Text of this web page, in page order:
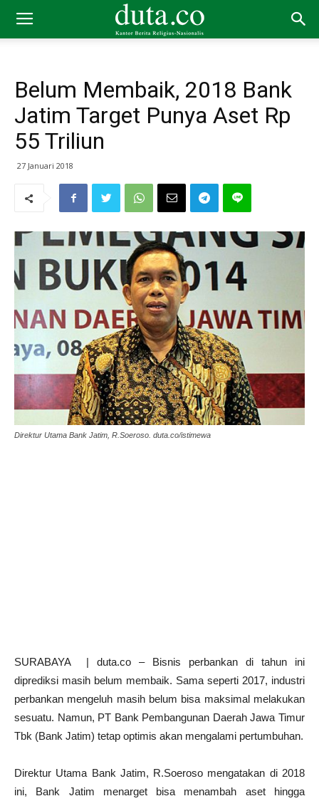
Belum Membaik, 2018 Bank
Jatim Target Punya Aset Rp
55 Triliun
27 Januari 2018
Direktur Utama Bank Jatim, R.Soeroso. duta.co/istimewa
SURABAYA | duta.co – Bisnis perbankan di tahun ini
diprediksi masih belum membaik. Sama seperti 2017, industri
perbankan mengeluh masih belum bisa maksimal melakukan
sesuatu. Namun, PT Bank Pembangunan Daerah Jawa Timur
Tbk (Bank Jatim) tetap optimis akan mengalami pertumbuhan.
Direktur Utama Bank Jatim, R.Soeroso mengatakan di 2018
ini, Bank Jatim menarget bisa menambah aset hingga